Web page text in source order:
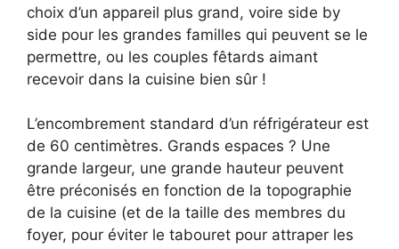
choix d’un appareil plus grand, voire side by
side pour les grandes familles qui peuvent se le
permettre, ou les couples fêtards aimant
recevoir dans la cuisine bien sûr !
L’encombrement standard d’un réfrigérateur est
de 60 centimètres. Grands espaces ? Une
grande largeur, une grande hauteur peuvent
être préconisés en fonction de la topographie
de la cuisine (et de la taille des membres du
foyer, pour éviter le tabouret pour attraper les